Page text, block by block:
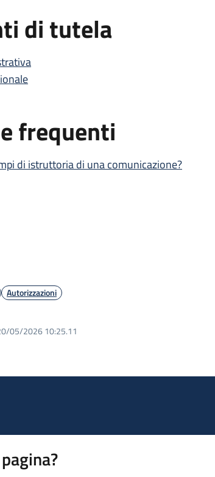
di tutela
frequenti
di istruttoria di una comunicazione?
Autorizzazioni
05/2026 10:25.11